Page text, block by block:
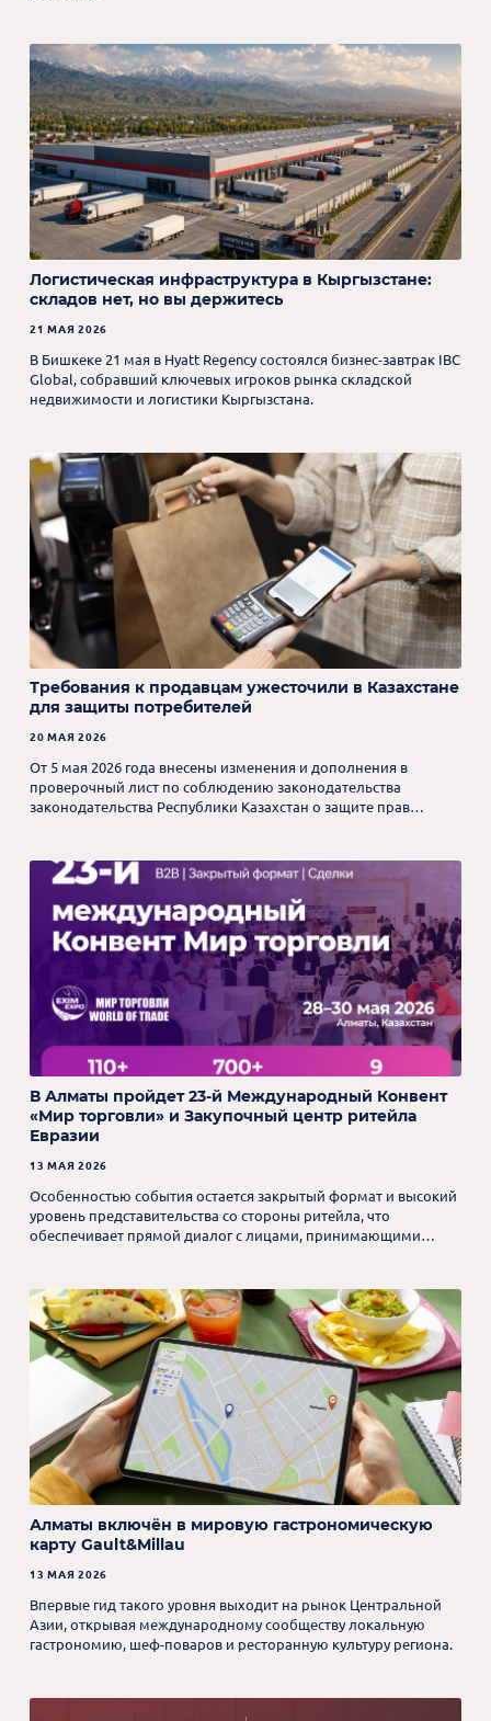
Логистическая инфраструктура в Кыргызстане:
складов нет, но вы держитесь
21 МАЯ 2026
В Бишкеке 21 мая в Hyatt Regency состоялся бизнес-завтрак IBC
Global, собравший ключевых игроков рынка складской
недвижимости и логистики Кыргызстана.
Требования к продавцам ужесточили в Казахстане
для защиты потребителей
20 МАЯ 2026
От 5 мая 2026 года внесены изменения и дополнения в
проверочный лист по соблюдению законодательства
законодательства Республики Казахстан о защите прав
В Алматы пройдет 23-й Международный Конвент
«Мир торговли» и Закупочный центр ритейла
Евразии
13 МАЯ 2026
Особенностью события остается закрытый формат и высокий
уровень представительства со стороны ритейла, что
обеспечивает прямой диалог с лицами, принимающими
Алматы включён в мировую гастрономическую
карту Gault&Millau
13 МАЯ 2026
Впервые гид такого уровня выходит на рынок Центральной
Азии, открывая международному сообществу локальную
гастрономию, шеф-поваров и ресторанную культуру региона.